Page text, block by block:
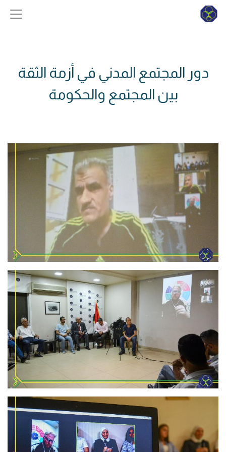
دور المجتمع المدني في أزمة الثقة
بين المجتمع والحكومة